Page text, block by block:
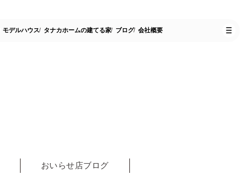
モデルハウス タナカホームの建てる家 ブログ 会社概要
おいらせ店ブログ